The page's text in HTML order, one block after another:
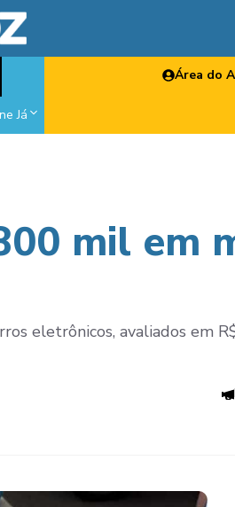
Já
Área do
mil em
eletrônicos, avaliados em